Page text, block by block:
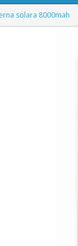
solara 8000mah